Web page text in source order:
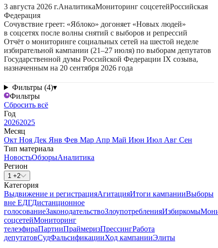
3 августа 2026 г.АналитикаМониторинг соцсетейРоссийская
Федерация
Сочувствие греет: «Яблоко» догоняет «Новых людей»
в соцсетях после волны снятий с выборов и репрессий
Отчёт о мониторинге социальных сетей на шестой неделе
избирательной кампании (21–27 июля) по выборам депутатов
Государственной думы Российской Федерации IX созыва,
назначенным на 20 сентября 2026 года
Фильтры (4)▾
Фильтры
Сбросить всё
Год
20262025
Месяц
Окт Ноя Дек Янв Фев Мар Апр Май Июн Июл Авг Сен
Тип материала
НовостьОбзорыАналитика
Регион
1 +2
Категория
Выдвижение и регистрацияАгитацияИтоги кампанииВыборы
вне ЕДГДистанционное
голосованиеЗаконодательствоЗлоупотребленияИзбиркомы
соцсетейМониторинг
телеэфираПартииПраймеризПрессингРабота
депутатовСудФальсификацииХод кампанииЭлиты